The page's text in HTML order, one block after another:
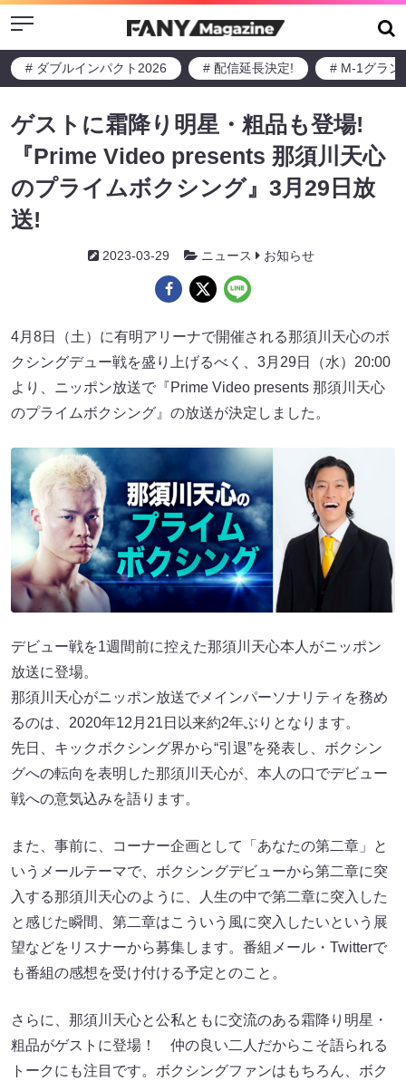
Menu
# ダブルインパクト2026 # 配信延長決定! # M-1グラン
ゲストに霜降り明星・粗品も登場!
『Prime Video presents 那須川天心
のプライムボクシング』3月29日放
送!
2023-03-29 ニュース お知らせ
4月8日（土）に有明アリーナで開催される那須川天心のボ
クシングデュー戦を盛り上げるべく、3月29日（水）20:00
より、ニッポン放送で『Prime Video presents 那須川天心
のプライムボクシング』の放送が決定しました。
デビュー戦を1週間前に控えた那須川天心本人がニッポン
放送に登場。
那須川天心がニッポン放送でメインパーソナリティを務め
るのは、2020年12月21日以来約2年ぶりとなります。
先日、キックボクシング界から“引退”を発表し、ボクシン
グへの転向を表明した那須川天心が、本人の口でデビュー
戦への意気込みを語ります。
また、事前に、コーナー企画として「あなたの第二章」と
いうメールテーマで、ボクシングデビューから第二章に突
入する那須川天心のように、人生の中で第二章に突入した
と感じた瞬間、第二章はこういう風に突入したいという展
望などをリスナーから募集します。番組メール・Twitterで
も番組の感想を受け付ける予定とのこと。
さらに、那須川天心と公私ともに交流のある霜降り明星・
粗品がゲストに登場！ 仲の良い二人だからこそ語られる
トークにも注目です。ボクシングファンはもちろん、ボク